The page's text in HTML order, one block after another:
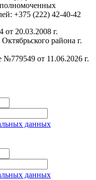
+375 (222) 42-40-42
от 20.03.2008 г.
района г.
№779549 от 11.06.2026 г.
данных
данных